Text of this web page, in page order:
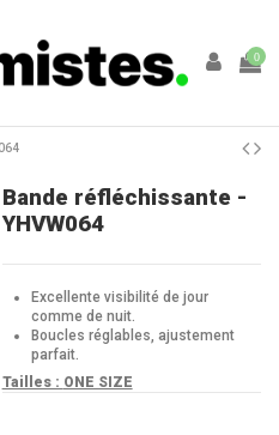
0
Bande réfléchissante -
YHVW064
Excellente visibilité de jour
comme de nuit.
Boucles réglables, ajustement
parfait.
Tailles : ONE SIZE